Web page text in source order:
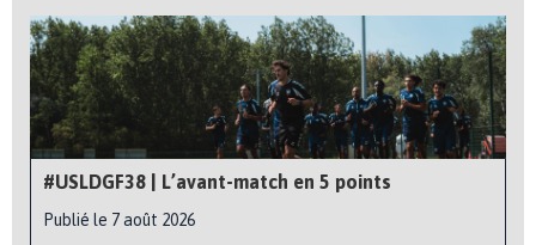
#USLDGF38 | L’avant-match en 5 points
Publié le 7 août 2026